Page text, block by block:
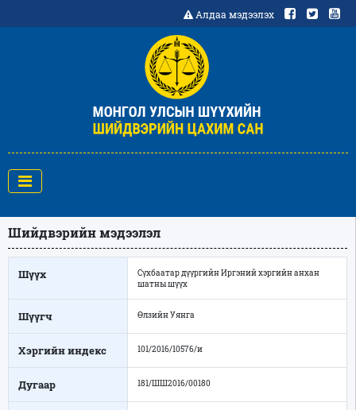
Алдаа мэдээлэх
Шийдвэрийн мэдээлэл
Шүүх
Сүхбаатар дүүргийн Иргэний хэргийн анхан
шатны шүүх
Шүүгч Өлзийн Уянга
Хэргийн индекс 101/2016/10576/и
Дугаар 181/ШШ2016/00180